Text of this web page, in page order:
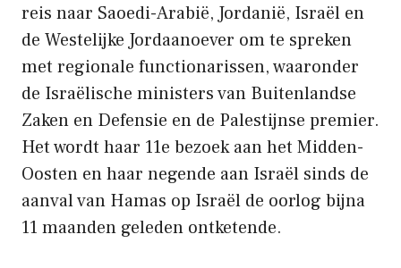
reis naar Saoedi-Arabië, Jordanië, Israël en
de Westelijke Jordaanoever om te spreken
met regionale functionarissen, waaronder
de Israëlische ministers van Buitenlandse
Zaken en Defensie en de Palestijnse premier.
Het wordt haar 11e bezoek aan het Midden-
Oosten en haar negende aan Israël sinds de
aanval van Hamas op Israël de oorlog bijna
11 maanden geleden ontketende.